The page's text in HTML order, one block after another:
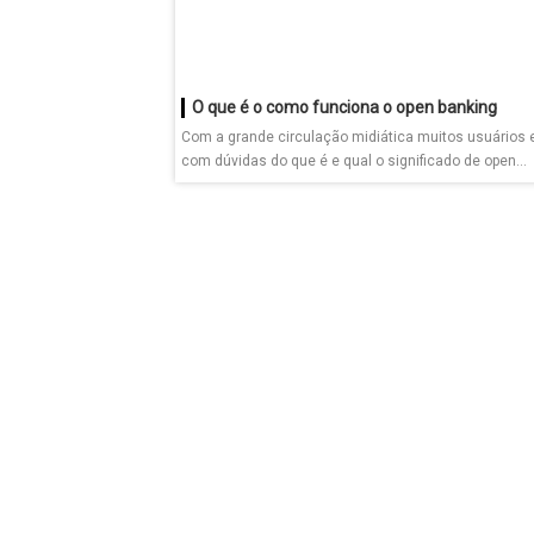
O que é o como funciona o open banking
Com a grande circulação midiática muitos usuários
com dúvidas do que é e qual o significado de open...